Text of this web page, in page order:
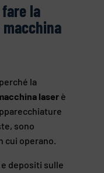
la
la
laser è
sono
cui operano.
depositi sulle